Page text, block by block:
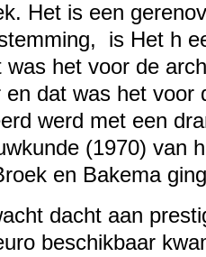
Het is een
is Het h
was het voor de
dat was het voor
werd met een
(1970) van
en Bakema
dacht aan
beschikbaar